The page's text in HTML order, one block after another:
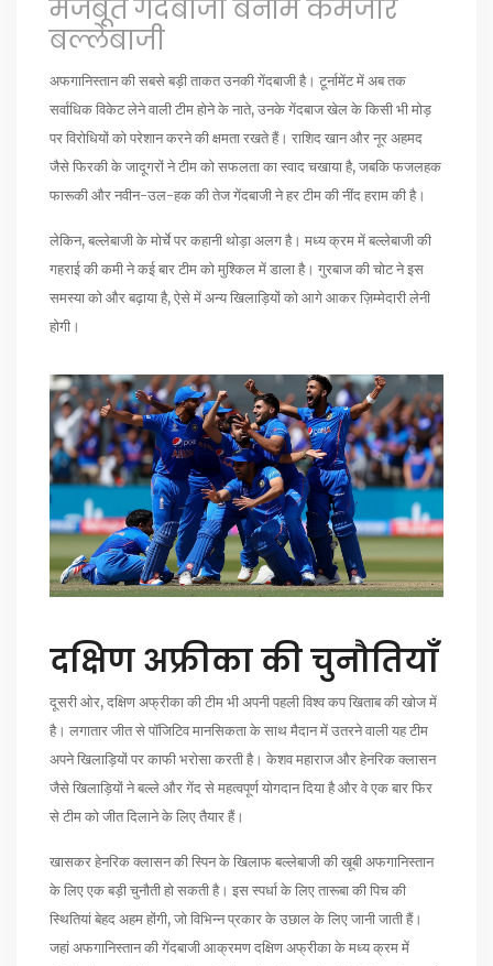
मजबूत गेंदबाजी बनाम कमजोर
बल्लेबाजी
अफगानिस्तान की सबसे बड़ी ताकत उनकी गेंदबाजी है। टूर्नामेंट में अब तक
सर्वाधिक विकेट लेने वाली टीम होने के नाते, उनके गेंदबाज खेल के किसी भी मोड़
पर विरोधियों को परेशान करने की क्षमता रखते हैं। राशिद खान और नूर अहमद
जैसे फिरकी के जादूगरों ने टीम को सफलता का स्वाद चखाया है, जबकि फजलहक
फारूकी और नवीन-उल-हक की तेज गेंदबाजी ने हर टीम की नींद हराम की है।
लेकिन, बल्लेबाजी के मोर्चे पर कहानी थोड़ा अलग है। मध्य क्रम में बल्लेबाजी की
गहराई की कमी ने कई बार टीम को मुश्किल में डाला है। गुरबाज की चोट ने इस
समस्या को और बढ़ाया है, ऐसे में अन्य खिलाड़ियों को आगे आकर ज़िम्मेदारी लेनी
होगी।
दक्षिण अफ्रीका की चुनौतियाँ
दूसरी ओर, दक्षिण अफ्रीका की टीम भी अपनी पहली विश्व कप खिताब की खोज में
है। लगातार जीत से पॉजिटिव मानसिकता के साथ मैदान में उतरने वाली यह टीम
अपने खिलाड़ियों पर काफी भरोसा करती है। केशव महाराज और हेनरिक क्लासन
जैसे खिलाड़ियों ने बल्ले और गेंद से महत्वपूर्ण योगदान दिया है और वे एक बार फिर
से टीम को जीत दिलाने के लिए तैयार हैं।
खासकर हेनरिक क्लासन की स्पिन के खिलाफ बल्लेबाजी की खूबी अफगानिस्तान
के लिए एक बड़ी चुनौती हो सकती है। इस स्पर्धा के लिए तारूबा की पिच की
स्थितियां बेहद अहम होंगी, जो विभिन्न प्रकार के उछाल के लिए जानी जाती हैं।
जहां अफगानिस्तान की गेंदबाजी आक्रमण दक्षिण अफ्रीका के मध्य क्रम में